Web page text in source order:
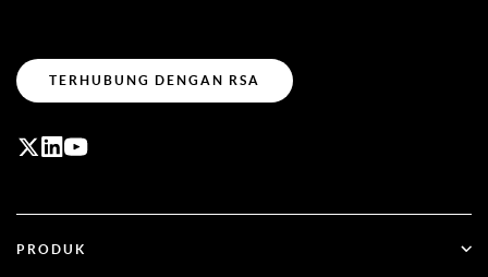
TERHUBUNG DENGAN RSA
PRODUK